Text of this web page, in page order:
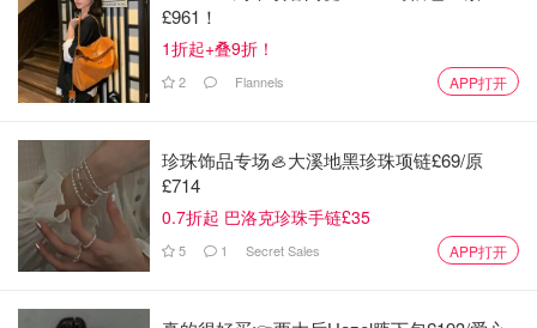
£961！
1折起+叠9折！
2 Flannels APP打开
珍珠饰品专场🦪大溪地黑珍珠项链£69/原
£714
0.7折起 巴洛克珍珠手链£35
5 1 Secret Sales APP打开